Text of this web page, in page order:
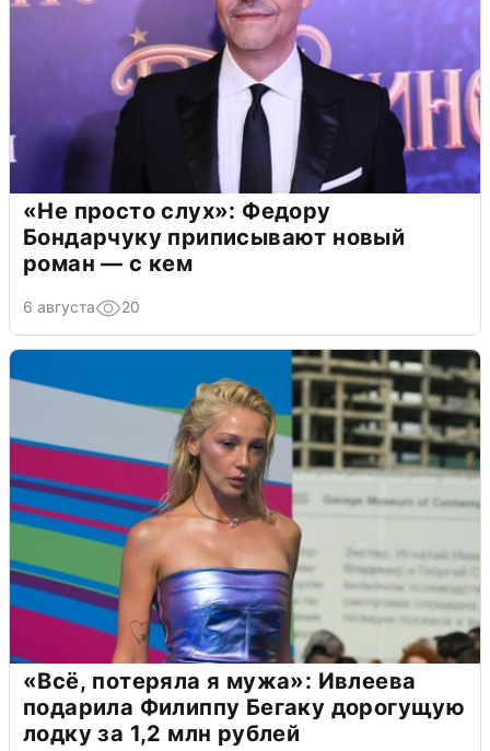
«Не просто слух»: Федору
Бондарчуку приписывают новый
роман — с кем
6 августа 20
«Всё, потеряла я мужа»: Ивлеева
подарила Филиппу Бегаку дорогущую
лодку за 1,2 млн рублей